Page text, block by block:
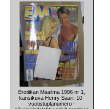
Erotiikan Maailma 1996 nr 1,
kansikuva Henry Saari, 10-
vuotistuplanumero -